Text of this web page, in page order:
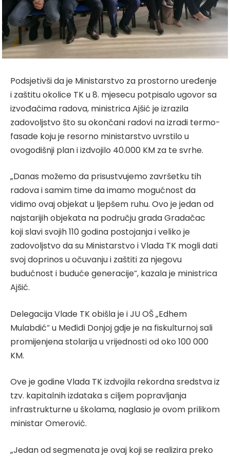
Podsjetivši da je Ministarstvo za prostorno uređenje
i zaštitu okolice TK u 8. mjesecu potpisalo ugovor sa
izvođačima radova, ministrica Ajšić je izrazila
zadovoljstvo što su okončani radovi na izradi termo-
fasade koju je resorno ministarstvo uvrstilo u
ovogodišnji plan i izdvojilo 40.000 KM za te svrhe.
„Danas možemo da prisustvujemo završetku tih
radova i samim time da imamo mogućnost da
vidimo ovaj objekat u ljepšem ruhu. Ovo je jedan od
najstarijih objekata na području grada Gradačac
koji slavi svojih 110 godina postojanja i veliko je
zadovoljstvo da su Ministarstvo i Vlada TK mogli dati
svoj doprinos u očuvanju i zaštiti za njegovu
budućnost i buduće generacije“, kazala je ministrica
Ajšić.
Delegacija Vlade TK obišla je i JU OŠ „Edhem
Mulabdić“ u Međiđi Donjoj gdje je na fiskulturnoj sali
promijenjena stolarija u vrijednosti od oko 100 000
KM.
Ove je godine Vlada TK izdvojila rekordna sredstva iz
tzv. kapitalnih izdataka s ciljem popravljanja
infrastrukturne u školama, naglasio je ovom prilikom
ministar Omerović.
„Jedan od segmenata je ovaj koji se realizira preko